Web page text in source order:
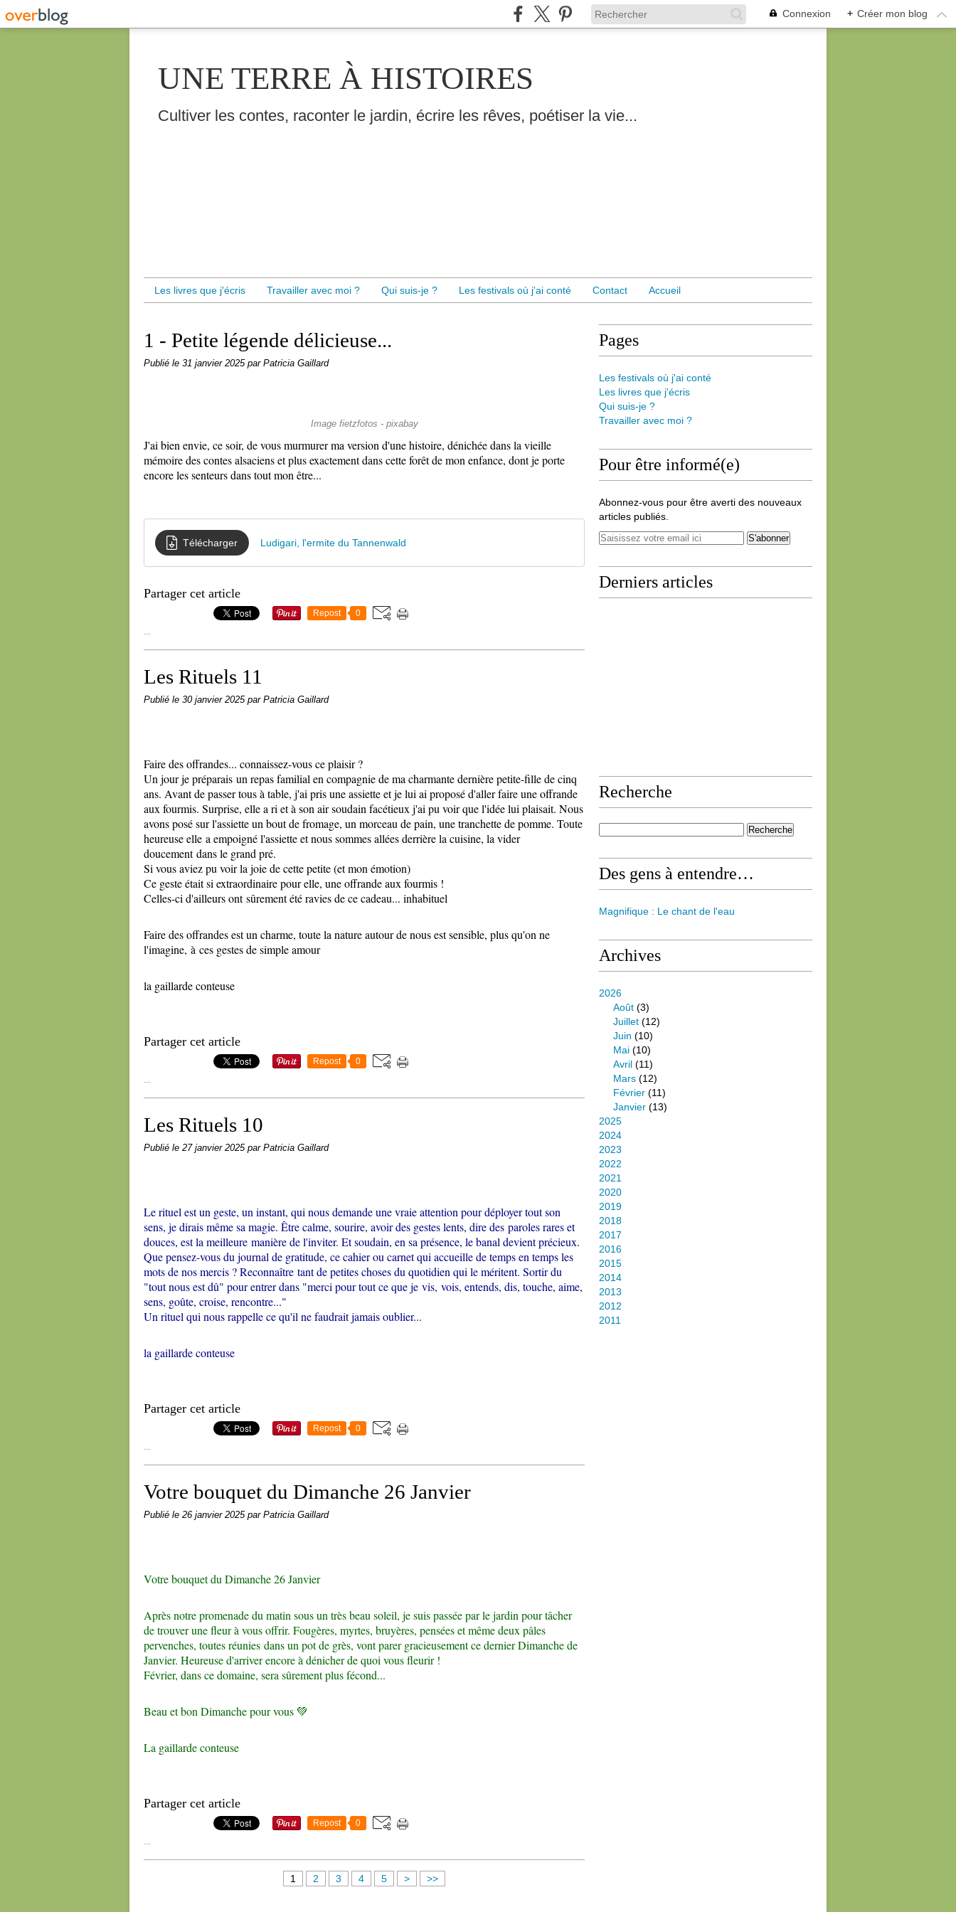
Connexion + Créer mon blog
UNE TERRE À HISTOIRES
Cultiver les contes, raconter le jardin, écrire les rêves, poétiser la vie...
Les livres que j'écris Travailler avec moi ? Qui suis-je ? Les festivals où j'ai conté Contact Accueil
1 - Petite légende délicieuse...
Publié le 31 janvier 2025 par Patricia Gaillard
Image fietzfotos - pixabay
J'ai bien envie, ce soir, de vous murmurer ma version d'une histoire, dénichée dans la vieille
mémoire des contes alsaciens et plus exactement dans cette forêt de mon enfance, dont je porte
encore les senteurs dans tout mon être...
Télécharger Ludigari, l'ermite du Tannenwald
Partager cet article
Repost 0
Les Rituels 11
Publié le 30 janvier 2025 par Patricia Gaillard
Faire des offrandes... connaissez-vous ce plaisir ?
Un jour je préparais un repas familial en compagnie de ma charmante dernière petite-fille de cinq
ans. Avant de passer tous à table, j'ai pris une assiette et je lui ai proposé d'aller faire une offrande
aux fourmis. Surprise, elle a ri et à son air soudain facétieux j'ai pu voir que l'idée lui plaisait. Nous
avons posé sur l'assiette un bout de fromage, un morceau de pain, une tranchette de pomme. Toute
heureuse elle a empoigné l'assiette et nous sommes allées derrière la cuisine, la vider
doucement dans le grand pré.
Si vous aviez pu voir la joie de cette petite (et mon émotion)
Ce geste était si extraordinaire pour elle, une offrande aux fourmis !
Celles-ci d'ailleurs ont sûrement été ravies de ce cadeau... inhabituel
Faire des offrandes est un charme, toute la nature autour de nous est sensible, plus qu'on ne
l'imagine, à ces gestes de simple amour
la gaillarde conteuse
Partager cet article
Repost 0
Les Rituels 10
Publié le 27 janvier 2025 par Patricia Gaillard
Le rituel est un geste, un instant, qui nous demande une vraie attention pour déployer tout son
sens, je dirais même sa magie. Être calme, sourire, avoir des gestes lents, dire des paroles rares et
douces, est la meilleure manière de l'inviter. Et soudain, en sa présence, le banal devient précieux.
Que pensez-vous du journal de gratitude, ce cahier ou carnet qui accueille de temps en temps les
mots de nos mercis ? Reconnaître tant de petites choses du quotidien qui le méritent. Sortir du
"tout nous est dû" pour entrer dans "merci pour tout ce que je vis, vois, entends, dis, touche, aime,
sens, goûte, croise, rencontre..."
Un rituel qui nous rappelle ce qu'il ne faudrait jamais oublier...
la gaillarde conteuse
Partager cet article
Repost 0
Votre bouquet du Dimanche 26 Janvier
Publié le 26 janvier 2025 par Patricia Gaillard
Votre bouquet du Dimanche 26 Janvier
Après notre promenade du matin sous un très beau soleil, je suis passée par le jardin pour tâcher
de trouver une fleur à vous offrir. Fougères, myrtes, bruyères, pensées et même deux pâles
pervenches, toutes réunies dans un pot de grès, vont parer gracieusement ce dernier Dimanche de
Janvier. Heureuse d'arriver encore à dénicher de quoi vous fleurir !
Février, dans ce domaine, sera sûrement plus fécond...
Beau et bon Dimanche pour vous 💚
La gaillarde conteuse
Partager cet article
Repost 0
1 2 3 4 5 > >>
Pages
Les festivals où j'ai conté
Les livres que j'écris
Qui suis-je ?
Travailler avec moi ?
Pour être informé(e)
Abonnez-vous pour être averti des nouveaux
articles publiés.
Derniers articles
Recherche
Des gens à entendre…
Magnifique : Le chant de l'eau
Archives
2026
Août (3)
Juillet (12)
Juin (10)
Mai (10)
Avril (11)
Mars (12)
Février (11)
Janvier (13)
2025
2024
2023
2022
2021
2020
2019
2018
2017
2016
2015
2014
2013
2012
2011